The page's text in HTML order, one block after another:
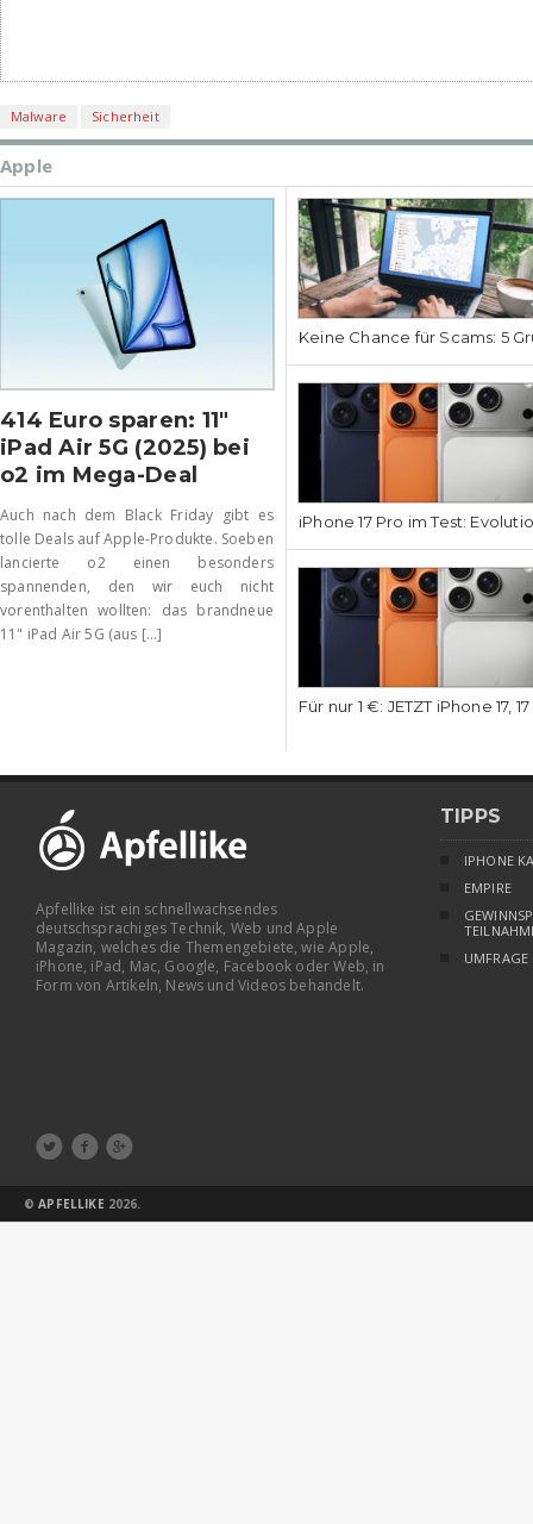
Malware Sicherheit
Apple
414 Euro sparen: 11″
iPad Air 5G (2025) bei
o2 im Mega-Deal
Auch nach dem Black Friday gibt es
tolle Deals auf Apple-Produkte. Soeben
lancierte o2 einen besonders
spannenden, den wir euch nicht
vorenthalten wollten: das brandneue
11" iPad Air 5G (aus [...]
Keine Chance für Scams: 5
iPhone 17 Pro im Test:
Für nur 1 €: JETZT iPhone 17,
Apfellike ist ein schnellwachsendes
deutschsprachiges Technik, Web und Apple
Magazin, welches die Themengebiete, wie Apple,
iPhone, iPad, Mac, Google, Facebook oder Web, in
Form von Artikeln, News und Videos behandelt.
  
TIPPS
IPHONE
EMPIRE
UMFRAGE
©APFELLIKE 2026.